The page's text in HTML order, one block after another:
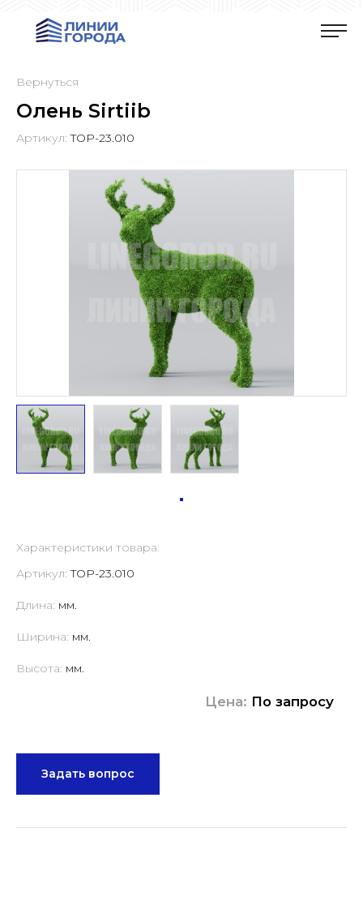
Вернуться
Олень Sirtiib
Артикул: TOP-23.010
Характеристики товара:
Артикул:TOP-23.010
Длина: мм.
Ширина: мм.
Высота: мм.
Цена: По запросу
Задать вопрос